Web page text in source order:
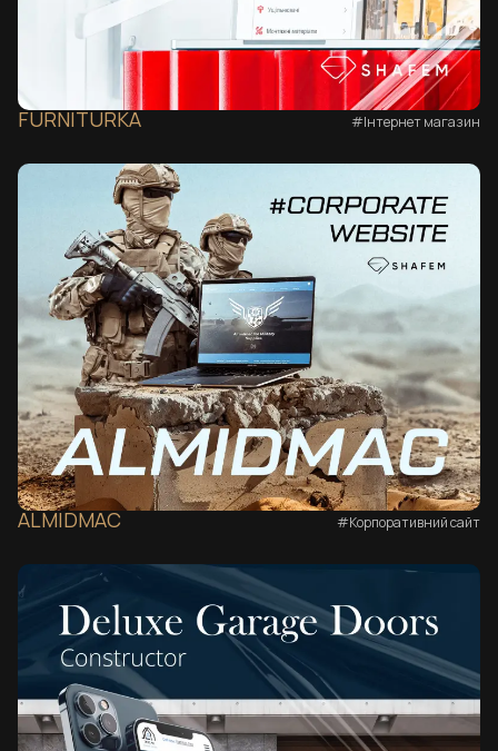
FURNITURKA #Інтернет магазин
ALMIDMAC #Корпоративний сайт